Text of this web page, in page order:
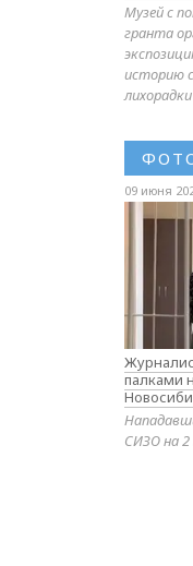
Музей с
гранта
историю
лихорадки
09 июня
палками
СИЗО на